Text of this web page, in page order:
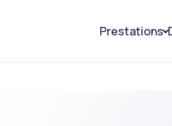
Prestations